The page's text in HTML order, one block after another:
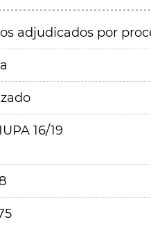
adjudicados por
16/19